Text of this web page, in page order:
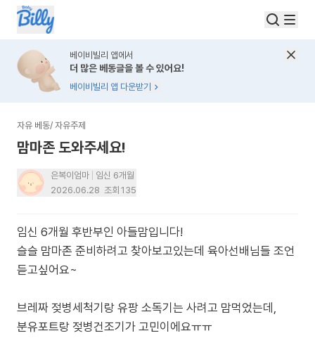
베이비빌리 앱에서
더 많은 베동글을 볼 수 있어요!
베이비빌리 앱 다운받기
자유 베동/ 자유주제
맘마존 도와주세요!
은복이엄마
임신 6개월
2026.06.28 조회 135
임신 6개월 후반부인 아들맘입니다!
슬슬 맘마존 준비하려고 찾아보고있는데 육아선배님들 조언
듣고싶어요~
브레짜 젖병세척기랑 유팡 소독기는 사려고 맘먹었는데,
분유포트랑 젖병건조기가 고민이에요ㅠㅠ